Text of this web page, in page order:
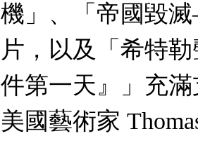
機」、「帝國毀
片，以及「希特
件第一天』」充
美國藝術家